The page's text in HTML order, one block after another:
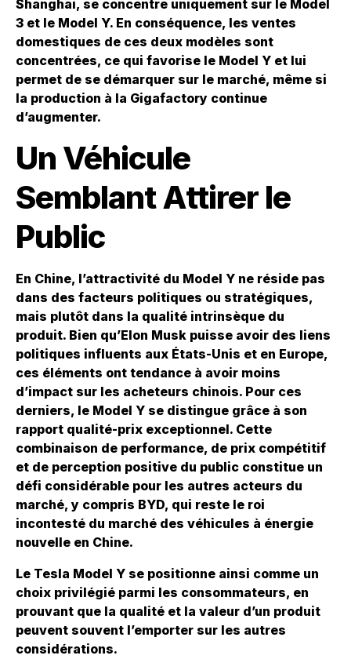
Shanghai, se concentre uniquement sur le Model
3 et le Model Y. En conséquence, les ventes
domestiques de ces deux modèles sont
concentrées, ce qui favorise le Model Y et lui
permet de se démarquer sur le marché, même si
la production à la Gigafactory continue
d’augmenter.
Un Véhicule
Semblant Attirer le
Public
En Chine, l’attractivité du Model Y ne réside pas
dans des facteurs politiques ou stratégiques,
mais plutôt dans la qualité intrinsèque du
produit. Bien qu’Elon Musk puisse avoir des liens
politiques influents aux États-Unis et en Europe,
ces éléments ont tendance à avoir moins
d’impact sur les acheteurs chinois. Pour ces
derniers, le Model Y se distingue grâce à son
rapport qualité-prix exceptionnel. Cette
combinaison de performance, de prix compétitif
et de perception positive du public constitue un
défi considérable pour les autres acteurs du
marché, y compris BYD, qui reste le roi
incontesté du marché des véhicules à énergie
nouvelle en Chine.
Le Tesla Model Y se positionne ainsi comme un
choix privilégié parmi les consommateurs, en
prouvant que la qualité et la valeur d’un produit
peuvent souvent l’emporter sur les autres
considérations.